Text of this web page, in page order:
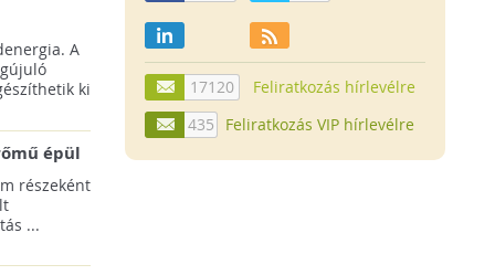
A
ki
épül
részeként
...
17120
Feliratkozás hírlevélre
435
Feliratkozás VIP hírlevélre